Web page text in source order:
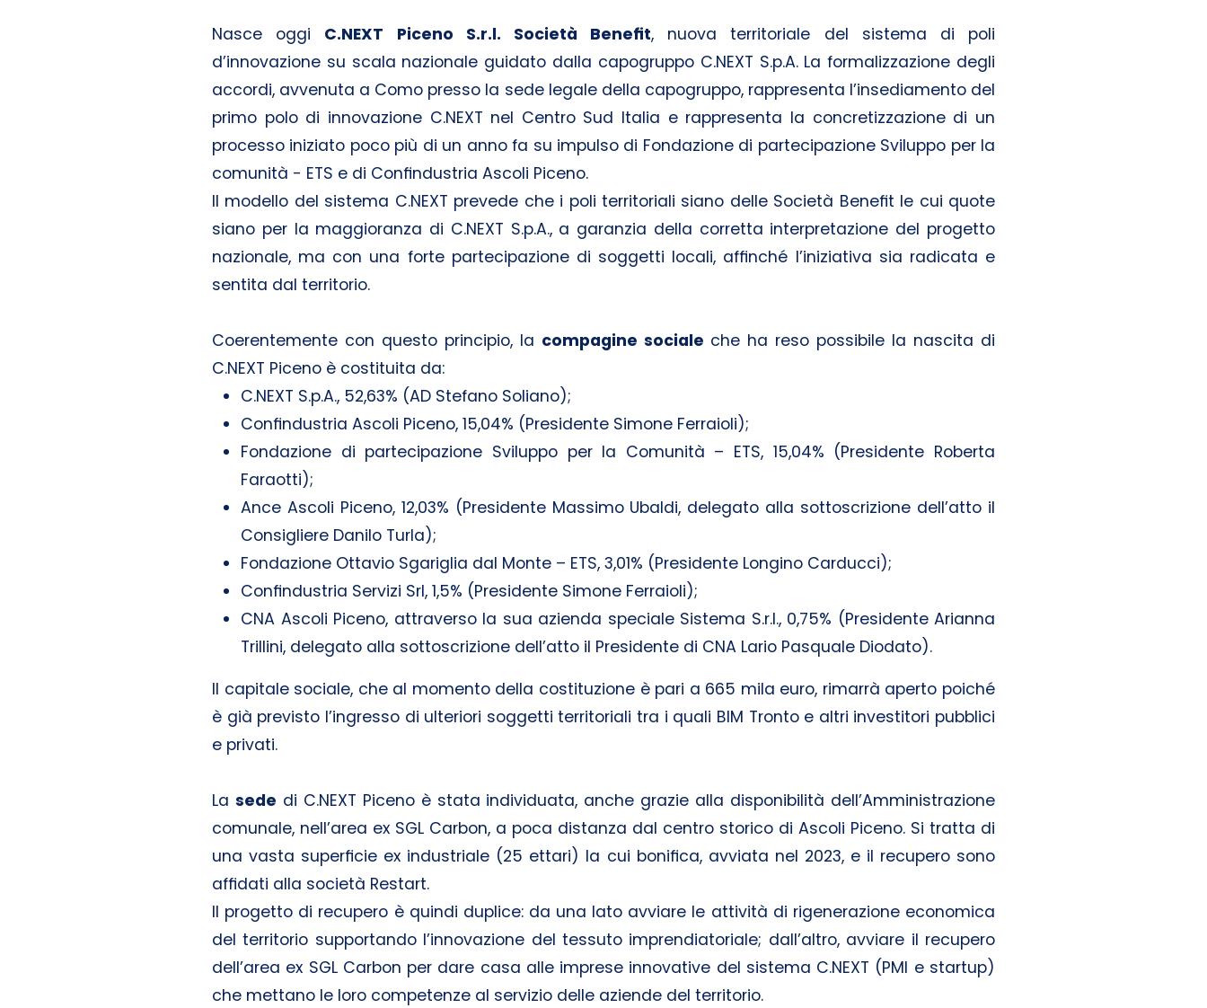
Nasce oggi C.NEXT Piceno S.r.l. Società Benefit, nuova territoriale del sistema di poli
d’innovazione su scala nazionale guidato dalla capogruppo C.NEXT S.p.A. La formalizzazione degli
accordi, avvenuta a Como presso la sede legale della capogruppo, rappresenta l’insediamento del
primo polo di innovazione C.NEXT nel Centro Sud Italia e rappresenta la concretizzazione di un
processo iniziato poco più di un anno fa su impulso di Fondazione di partecipazione Sviluppo per la
comunità - ETS e di Confindustria Ascoli Piceno.
Il modello del sistema C.NEXT prevede che i poli territoriali siano delle Società Benefit le cui quote
siano per la maggioranza di C.NEXT S.p.A., a garanzia della corretta interpretazione del progetto
nazionale, ma con una forte partecipazione di soggetti locali, affinché l’iniziativa sia radicata e
sentita dal territorio.
Coerentemente con questo principio, la compagine sociale che ha reso possibile la nascita di
C.NEXT Piceno è costituita da:
C.NEXT S.p.A., 52,63% (AD Stefano Soliano);
Confindustria Ascoli Piceno, 15,04% (Presidente Simone Ferraioli);
Fondazione di partecipazione Sviluppo per la Comunità – ETS, 15,04% (Presidente Roberta
Faraotti);
Ance Ascoli Piceno, 12,03% (Presidente Massimo Ubaldi, delegato alla sottoscrizione dell’atto il
Consigliere Danilo Turla);
Fondazione Ottavio Sgariglia dal Monte – ETS, 3,01% (Presidente Longino Carducci);
Confindustria Servizi Srl, 1,5% (Presidente Simone Ferraioli);
CNA Ascoli Piceno, attraverso la sua azienda speciale Sistema S.r.l., 0,75% (Presidente Arianna
Trillini, delegato alla sottoscrizione dell’atto il Presidente di CNA Lario Pasquale Diodato).
Il capitale sociale, che al momento della costituzione è pari a 665 mila euro, rimarrà aperto poiché
è già previsto l’ingresso di ulteriori soggetti territoriali tra i quali BIM Tronto e altri investitori pubblici
e privati.
La sede di C.NEXT Piceno è stata individuata, anche grazie alla disponibilità dell’Amministrazione
comunale, nell’area ex SGL Carbon, a poca distanza dal centro storico di Ascoli Piceno. Si tratta di
una vasta superficie ex industriale (25 ettari) la cui bonifica, avviata nel 2023, e il recupero sono
affidati alla società Restart.
Il progetto di recupero è quindi duplice: da una lato avviare le attività di rigenerazione economica
del territorio supportando l’innovazione del tessuto imprendiatoriale; dall’altro, avviare il recupero
dell’area ex SGL Carbon per dare casa alle imprese innovative del sistema C.NEXT (PMI e startup)
che mettano le loro competenze al servizio delle aziende del territorio.